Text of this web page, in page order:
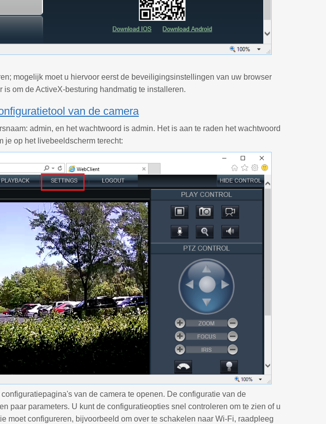
mogelijk moet u hiervoor eerst de beveiligingsinstellingen van uw browser
om de ActiveX-besturing handmatig te installeren.
van de camera
admin, en het wachtwoord is admin. Het is aan te raden het wachtwoord
je op het livebeeldscherm terecht:
van de camera te openen. De configuratie van de
paar parameters. U kunt de configuratieopties snel controleren om te zien of u
moet configureren, bijvoorbeeld om over te schakelen naar Wi-Fi, raadpleeg